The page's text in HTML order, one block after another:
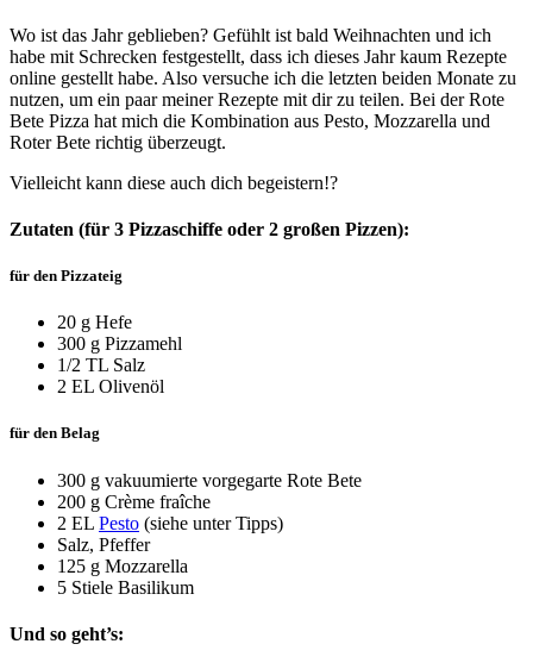
Wo ist das Jahr geblieben? Gefühlt ist bald Weihnachten und ich
habe mit Schrecken festgestellt, dass ich dieses Jahr kaum Rezepte
online gestellt habe. Also versuche ich die letzten beiden Monate zu
nutzen, um ein paar meiner Rezepte mit dir zu teilen. Bei der Rote
Bete Pizza hat mich die Kombination aus Pesto, Mozzarella und
Roter Bete richtig überzeugt.
Vielleicht kann diese auch dich begeistern!?
Zutaten (für 3 Pizzaschiffe oder 2 großen Pizzen):
für den Pizzateig
20 g Hefe
300 g Pizzamehl
1/2 TL Salz
2 EL Olivenöl
für den Belag
300 g vakuumierte vorgegarte Rote Bete
200 g Crème fraîche
2 EL Pesto (siehe unter Tipps)
Salz, Pfeffer
125 g Mozzarella
5 Stiele Basilikum
Und so geht’s: